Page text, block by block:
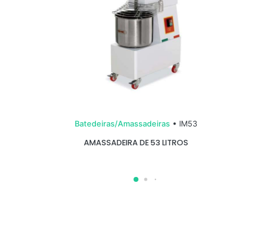
Batedeiras/Amassadeiras • IM53
AMASSADEIRA DE 53 LITROS